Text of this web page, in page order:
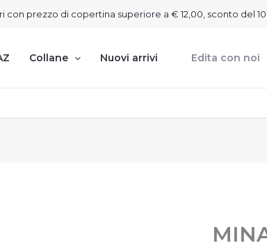
con prezzo di copertina superiore a € 12,00, sconto del
Collane Nuovi arrivi Edita con noi
MINARETI
quantità